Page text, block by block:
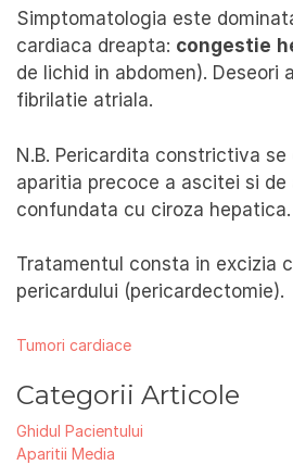
Simptomatologia este
cardiaca dreapta: congestie
de lichid in abdomen). Deseori
fibrilatie atriala.
N.B. Pericardita constrictiva
aparitia precoce a ascitei si
confundata cu ciroza hepatica.
Tratamentul consta in excizia
pericardului (pericardectomie).
Navigare
în
articole
Tumori cardiace
Categorii Articole
Ghidul Pacientului
Aparitii Media